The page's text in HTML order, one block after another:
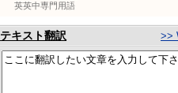
英英中専門用語
テキスト翻訳 >>